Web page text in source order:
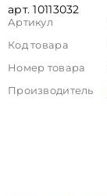
арт. 10113032
Артикул
Код товара
Номер товара
Производитель